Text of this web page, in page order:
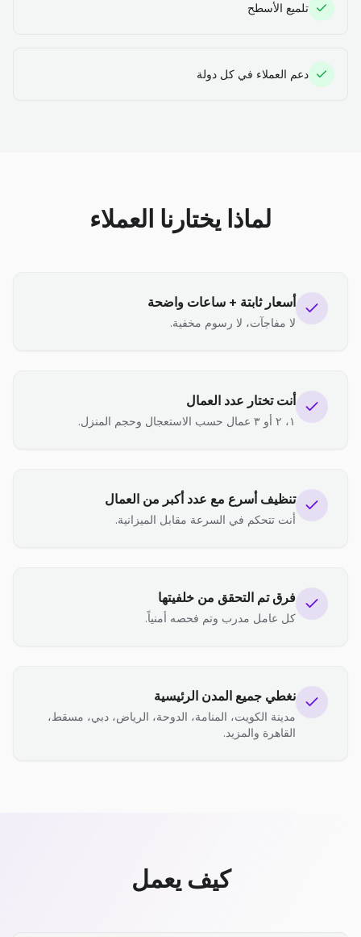
تلميع الأسطح
دعم العملاء في كل دولة
لماذا يختارنا العملاء
أسعار ثابتة + ساعات واضحة
لا مفاجآت، لا رسوم مخفية.
أنت تختار عدد العمال
١، ٢ أو ٣ عمال حسب الاستعجال وحجم المنزل.
تنظيف أسرع مع عدد أكبر من العمال
أنت تتحكم في السرعة مقابل الميزانية.
فرق تم التحقق من خلفيتها
كل عامل مدرب وتم فحصه أمنياً.
نغطي جميع المدن الرئيسية
مدينة الكويت، المنامة، الدوحة، الرياض، دبي، مسقط،
القاهرة والمزيد.
كيف يعمل